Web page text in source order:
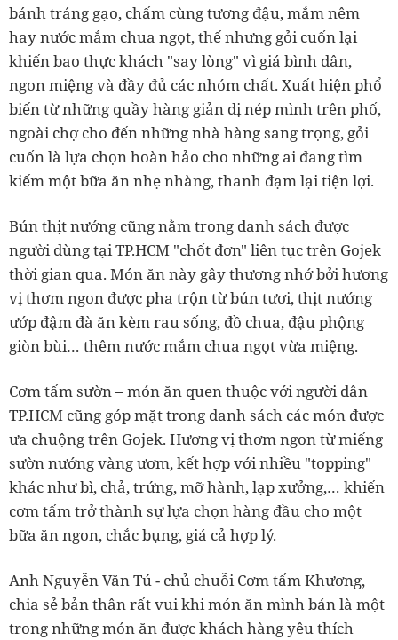
bánh tráng gạo, chấm cùng tương đậu, mắm nêm
hay nước mắm chua ngọt, thế nhưng gỏi cuốn lại
khiến bao thực khách "say lòng" vì giá bình dân,
ngon miệng và đầy đủ các nhóm chất. Xuất hiện phổ
biến từ những quầy hàng giản dị nép mình trên phố,
ngoài chợ cho đến những nhà hàng sang trọng, gỏi
cuốn là lựa chọn hoàn hảo cho những ai đang tìm
kiếm một bữa ăn nhẹ nhàng, thanh đạm lại tiện lợi.
Bún thịt nướng cũng nằm trong danh sách được
người dùng tại TP.HCM "chốt đơn" liên tục trên Gojek
thời gian qua. Món ăn này gây thương nhớ bởi hương
vị thơm ngon được pha trộn từ bún tươi, thịt nướng
ướp đậm đà ăn kèm rau sống, đồ chua, đậu phộng
giòn bùi… thêm nước mắm chua ngọt vừa miệng.
Cơm tấm sườn – món ăn quen thuộc với người dân
TP.HCM cũng góp mặt trong danh sách các món được
ưa chuộng trên Gojek. Hương vị thơm ngon từ miếng
sườn nướng vàng ươm, kết hợp với nhiều "topping"
khác như bì, chả, trứng, mỡ hành, lạp xưởng,… khiến
cơm tấm trở thành sự lựa chọn hàng đầu cho một
bữa ăn ngon, chắc bụng, giá cả hợp lý.
Anh Nguyễn Văn Tú - chủ chuỗi Cơm tấm Khương,
chia sẻ bản thân rất vui khi món ăn mình bán là một
trong những món ăn được khách hàng yêu thích